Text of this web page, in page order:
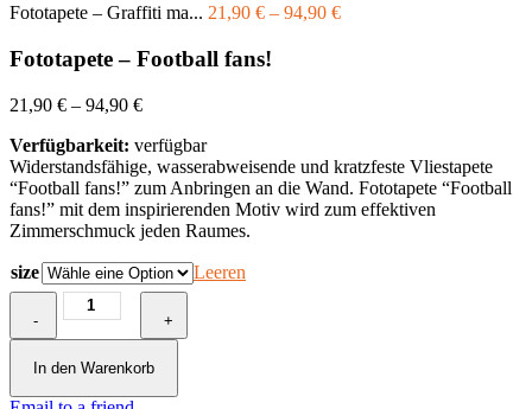
Fototapete – Graffiti ma... 21,90 € – 94,90 €
Fototapete – Football fans!
21,90 € – 94,90 €
Verfügbarkeit: verfügbar
Widerstandsfähige, wasserabweisende und kratzfeste Vliestapete
“Football fans!” zum Anbringen an die Wand. Fototapete “Football
fans!” mit dem inspirierenden Motiv wird zum effektiven
Zimmerschmuck jeden Raumes.
size Leeren
-
Fototapete
-
Football
fans!
+
In den Warenkorb